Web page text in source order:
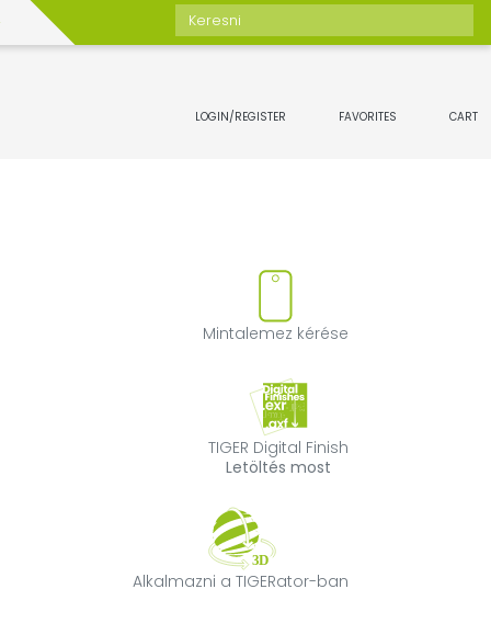
Keresni
LOGIN/REGISTER FAVORITES CART
vagy eltávolítása a
Mintalemez kérése
TIGER Digital Finish
Letöltés most
Alkalmazni a TIGERator-ban